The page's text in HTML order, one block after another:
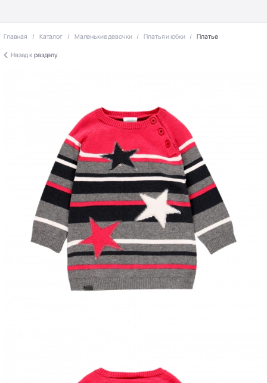
Главная Каталог Маленькие девочки Платья и юбки Платье
Назад к разделу